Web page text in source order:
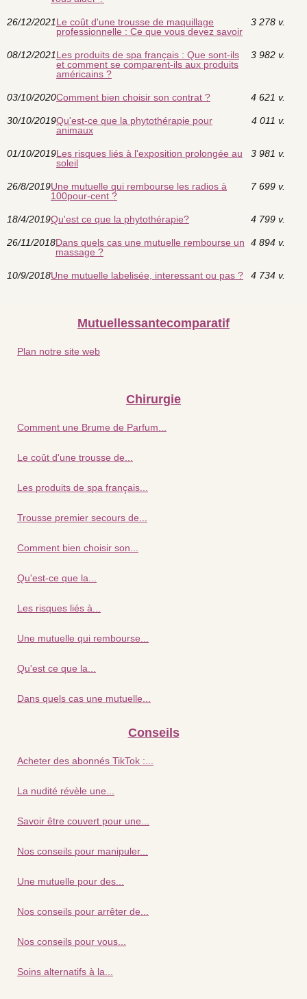
26/12/2021Le coût d'une trousse de maquillage
professionnelle : Ce que vous devez savoir
3 278 v.
08/12/2021Les produits de spa français : Que sont-ils
et comment se comparent-ils aux produits
américains ?
3 982 v.
03/10/2020Comment bien choisir son contrat ? 4 621 v.
30/10/2019Qu'est-ce que la phytothérapie pour
animaux
4 011 v.
01/10/2019Les risques liés à l'exposition prolongée au
soleil
3 981 v.
26/8/2019Une mutuelle qui rembourse les radios à
100pour-cent ?
7 699 v.
18/4/2019Qu'est ce que la phytothérapie? 4 799 v.
26/11/2018Dans quels cas une mutuelle rembourse un
massage ?
4 894 v.
10/9/2018Une mutuelle labelisée, interessant ou pas ? 4 734 v.
Mutuellessantecomparatif
Plan notre site web
Chirurgie
Comment une Brume de Parfum...
Le coût d'une trousse de...
Les produits de spa français...
Trousse premier secours de...
Comment bien choisir son...
Qu'est-ce que la...
Les risques liés à...
Une mutuelle qui rembourse...
Qu'est ce que la...
Dans quels cas une mutuelle...
Conseils
Acheter des abonnés TikTok :...
La nudité révèle une...
Savoir être couvert pour une...
Nos conseils pour manipuler...
Une mutuelle pour des...
Nos conseils pour arrêter de...
Nos conseils pour vous...
Soins alternatifs à la...